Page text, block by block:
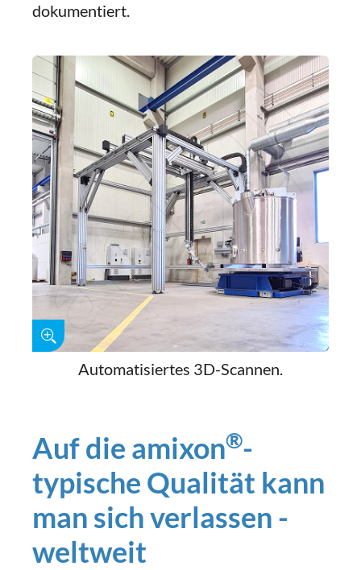
dokumentiert.
Automatisiertes 3D-Scannen.
Auf die amixon®-
typische Qualität kann
man sich verlassen -
weltweit